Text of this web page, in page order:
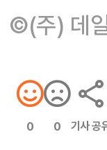
©(주) 데
0 0 기사 공